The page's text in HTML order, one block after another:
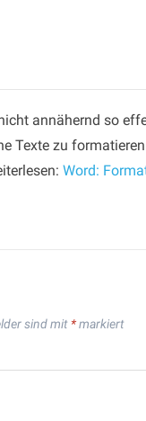
annähernd so
Texte zu
Word:
sind mit *markiert